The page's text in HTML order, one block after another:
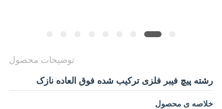
توضیحات محصول
رشته پیچ فیبر فلزی ترکیب شده فوق العاده نازک
خلاصه ی محصول